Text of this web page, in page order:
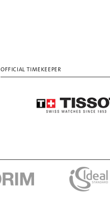
OFFICIAL TIMEKEEPER